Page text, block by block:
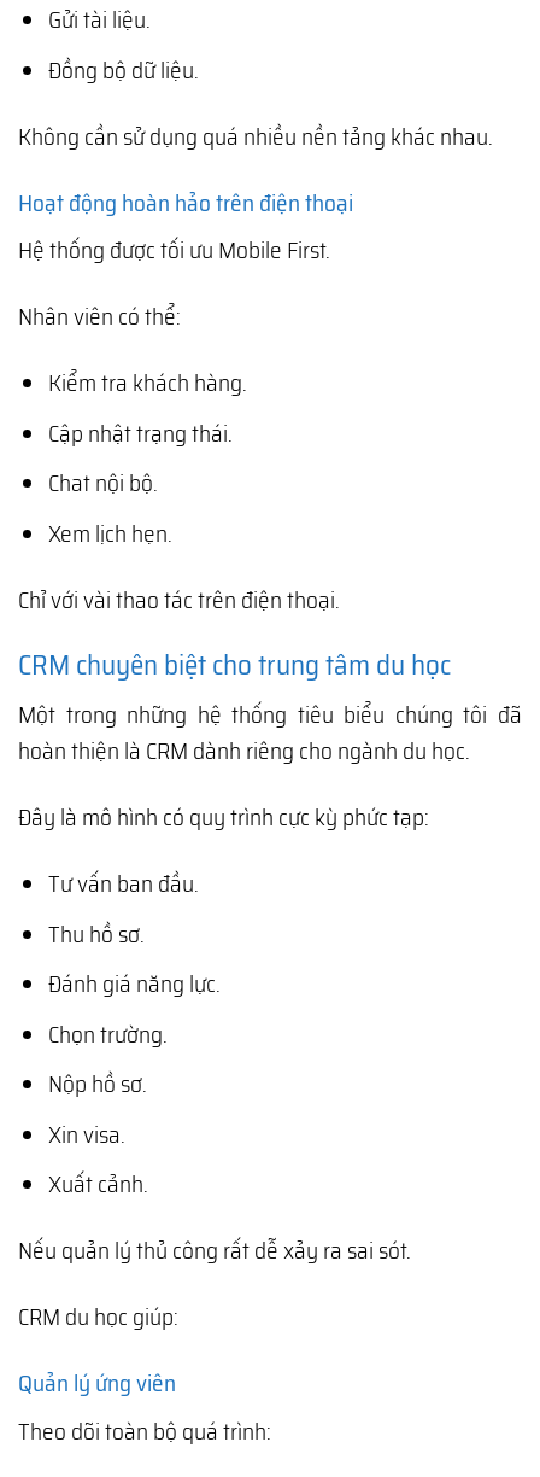
Gửi tài liệu.
Đồng bộ dữ liệu.
Không cần sử dụng quá nhiều nền tảng khác nhau.
Hoạt động hoàn hảo trên điện thoại
Hệ thống được tối ưu Mobile First.
Nhân viên có thể:
Kiểm tra khách hàng.
Cập nhật trạng thái.
Chat nội bộ.
Xem lịch hẹn.
Chỉ với vài thao tác trên điện thoại.
CRM chuyên biệt cho trung tâm du học
Một trong những hệ thống tiêu biểu chúng tôi đã
hoàn thiện là CRM dành riêng cho ngành du học.
Đây là mô hình có quy trình cực kỳ phức tạp:
Tư vấn ban đầu.
Thu hồ sơ.
Đánh giá năng lực.
Chọn trường.
Nộp hồ sơ.
Xin visa.
Xuất cảnh.
Nếu quản lý thủ công rất dễ xảy ra sai sót.
CRM du học giúp:
Quản lý ứng viên
Theo dõi toàn bộ quá trình: